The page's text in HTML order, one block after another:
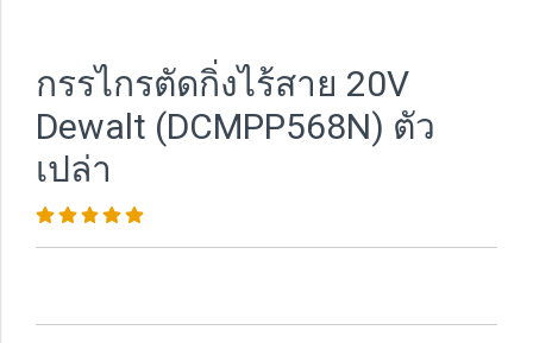
กรรไกรตัดกิ่งไร้สาย 20V
Dewalt (DCMPP568N) ตัว
เปล่า